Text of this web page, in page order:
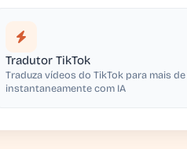
Tradutor TikTok
Traduza vídeos do TikTok para mais
instantaneamente com IA